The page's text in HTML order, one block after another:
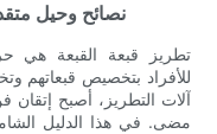
- نصائح وحيل
تطريز قبعة القبعة هي
للأفراد بتخصيص قبعاتهم
آلات التطريز، أصبح
مضى. في هذا الدليل